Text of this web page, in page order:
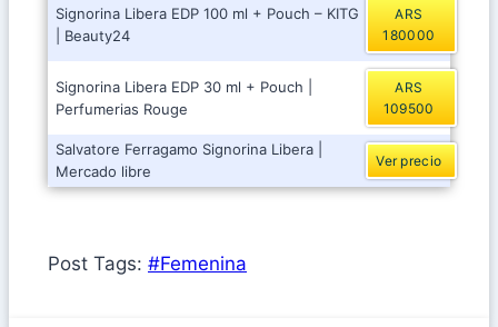
Signorina Libera EDP 100 ml + Pouch – KITG
| Beauty24
ARS
180000
Signorina Libera EDP 30 ml + Pouch |
Perfumerias Rouge
ARS
109500
Salvatore Ferragamo Signorina Libera |
Mercado libre
Ver precio
Post Tags: #Femenina